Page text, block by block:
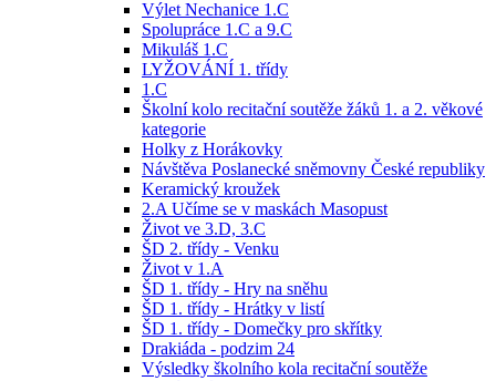
Výlet Nechanice 1.C
Spolupráce 1.C a 9.C
Mikuláš 1.C
LYŽOVÁNÍ 1. třídy
1.C
Školní kolo recitační soutěže žáků 1. a 2. věkové
kategorie
Holky z Horákovky
Návštěva Poslanecké sněmovny České republiky
Keramický kroužek
2.A Učíme se v maskách Masopust
Život ve 3.D, 3.C
ŠD 2. třídy - Venku
Život v 1.A
ŠD 1. třídy - Hry na sněhu
ŠD 1. třídy - Hrátky v listí
ŠD 1. třídy - Domečky pro skřítky
Drakiáda - podzim 24
Výsledky školního kola recitační soutěže